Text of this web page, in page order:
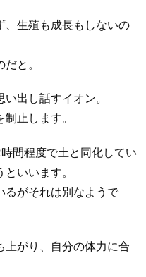
、生殖も成長もしないの
と。
出し話すイオン。
止します。
間程度で土と同化してい
いいます。
るがそれは別なようで
上がり、自分の体力に合